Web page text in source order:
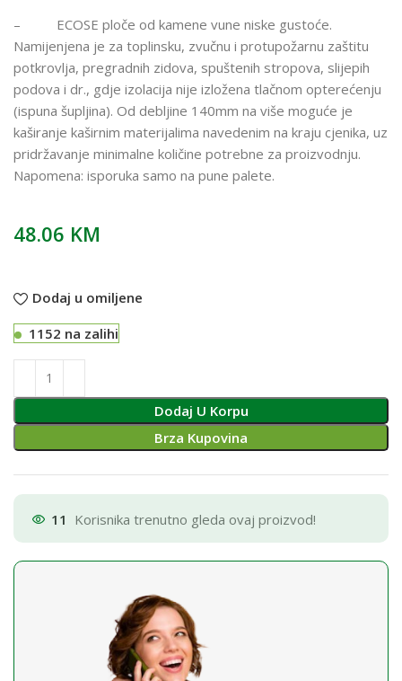
– ECOSE ploče od kamene vune niske gustoće.
Namijenjena je za toplinsku, zvučnu i protupožarnu zaštitu
potkrovlja, pregradnih zidova, spuštenih stropova, slijepih
podova i dr., gdje izolacija nije izložena tlačnom opterećenju
(ispuna šupljina). Od debljine 140mm na više moguće je
kaširanje kaširnim materijalima navedenim na kraju cjenika, uz
pridržavanje minimalne količine potrebne za proizvodnju.
Napomena: isporuka samo na pune palete.
48.06 KM
Dodaj u omiljene
1152 na zalihi
Dodaj U Korpu
Brza Kupovina
11 Korisnika trenutno gleda ovaj proizvod!